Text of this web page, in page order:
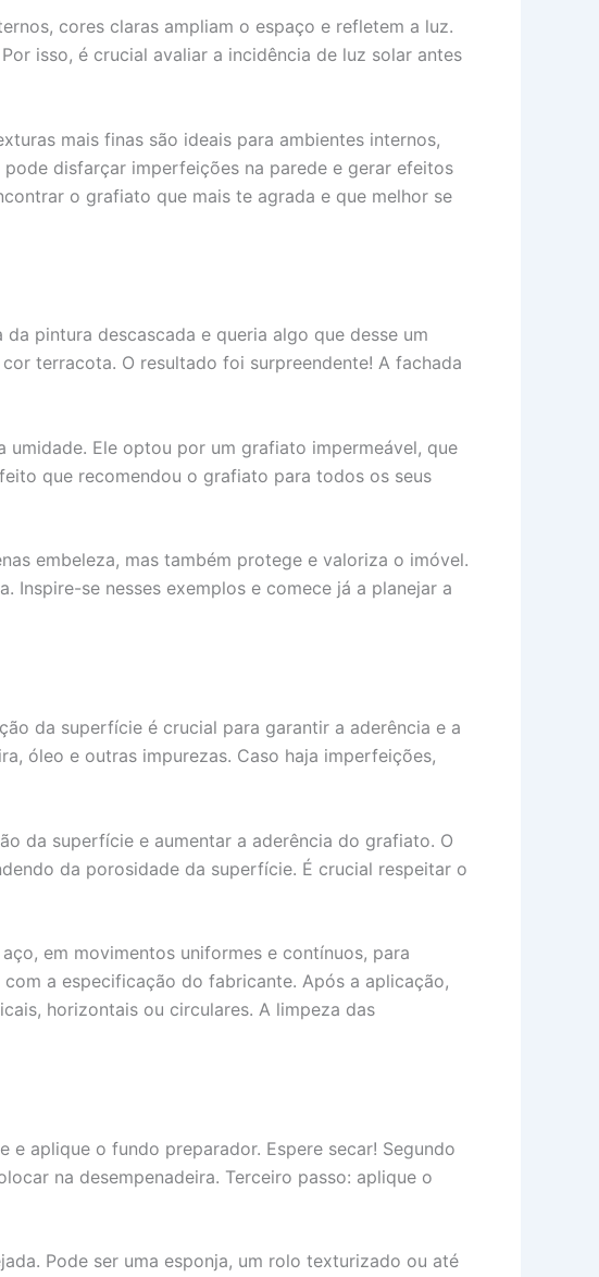
cores claras ampliam o espaço e refletem a luz.
isso, é crucial avaliar a incidência de luz solar antes
mais finas são ideais para ambientes internos,
disfarçar imperfeições na parede e gerar efeitos
o grafiato que mais te agrada e que melhor se
pintura descascada e queria algo que desse um
terracota. O resultado foi surpreendente! A fachada
Ele optou por um grafiato impermeável, que
que recomendou o grafiato para todos os seus
embeleza, mas também protege e valoriza o imóvel.
se nesses exemplos e comece já a planejar a
da superfície é crucial para garantir a aderência e a
óleo e outras impurezas. Caso haja imperfeições,
da superfície e aumentar a aderência do grafiato. O
da porosidade da superfície. É crucial respeitar o
em movimentos uniformes e contínuos, para
a especificação do fabricante. Após a aplicação,
horizontais ou circulares. A limpeza das
aplique o fundo preparador. Espere secar! Segundo
na desempenadeira. Terceiro passo: aplique o
Pode ser uma esponja, um rolo texturizado ou até